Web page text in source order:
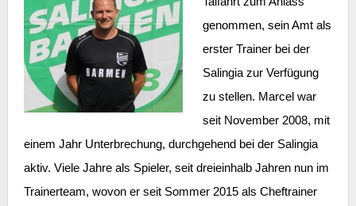
genommen, sein Amt als
erster Trainer bei der
Salingia zur Verfügung
zu stellen. Marcel war
seit November 2008, mit
einem Jahr Unterbrechung, durchgehend bei der Salingia
aktiv. Viele Jahre als Spieler, seit dreieinhalb Jahren nun im
Trainerteam, wovon er seit Sommer 2015 als Cheftrainer